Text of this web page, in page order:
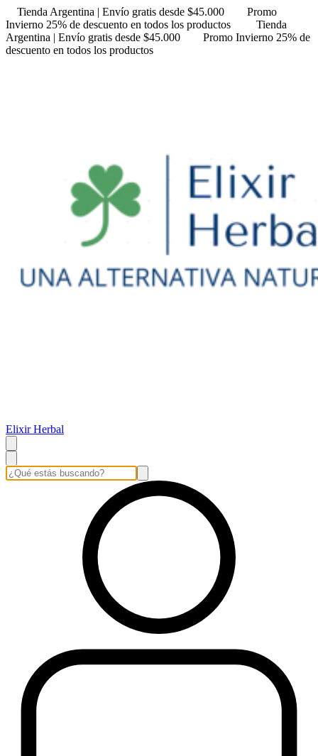
Tienda Argentina | Envío gratis desde $45.000
Promo
Invierno 25% de descuento en todos los productos
Tienda
Argentina | Envío gratis desde $45.000
Promo Invierno 25% de
descuento en todos los productos
Elixir Herbal